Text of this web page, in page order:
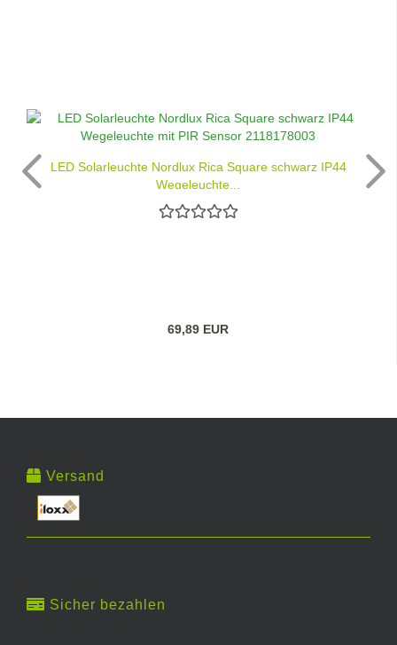
LED Solarleuchte Nordlux Rica Square schwarz IP44
Wegeleuchte...
69,89 EUR
Versand
Sicher bezahlen